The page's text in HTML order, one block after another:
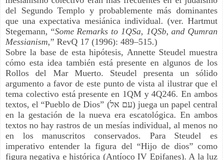
del Segundo Templo y probablemente más dominantes
que una expectativa mesiánica individual. (ver. Hartmut
Stegemann, “Some Remarks to 1QSa, 1QSb, and Qumran
Messianism,” RevQ 17 (1996): 489–515.)
Sobre la base de esta hipótesis, Annette Steudel muestra
cómo esta idea también está presente en algunos de los
Rollos del Mar Muerto. Steudel presenta un sólido
argumento a favor de este punto de vista al ilustrar que el
tema colectivo está presente en 1QM y 4Q246. En ambos
textos, el “Pueblo de Dios” (עם אל) juega un papel central
en la gestación de la nueva era escatológica. En ambos
textos no hay rastros de un mesías individual, al menos no
en los manuscritos conservados. Para Steudel es
imperativo entender la figura del “Hijo de dios” como
figura negativa e histórica (Antíoco IV Epifanes). A la luz